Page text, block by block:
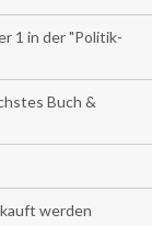
1 in der "Politik-
Buch &
werden